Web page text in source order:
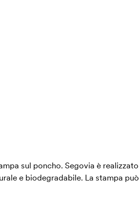
sul poncho. Segovia è realizzato
e biodegradabile. La stampa può